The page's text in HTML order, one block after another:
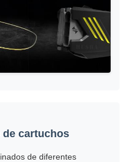
de cartuchos
de diferentes